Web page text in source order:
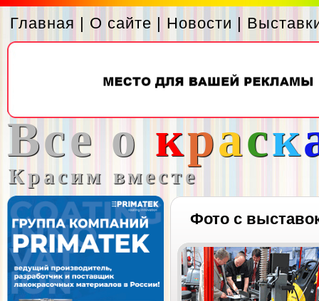
Главная | О сайте | Новости |
Все о краск
Красим вместе
Фото с